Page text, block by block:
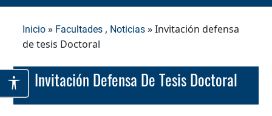
Inicio » Facultades , Noticias » Invitación defensa
de tesis Doctoral
Invitación Defensa De Tesis Doctoral